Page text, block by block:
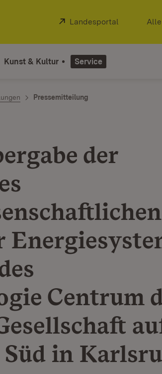
Extern:
Landesportal (Öffnet in
Kunst & Kultur Service
Pressemitteilung
der
Centrum
Süd in